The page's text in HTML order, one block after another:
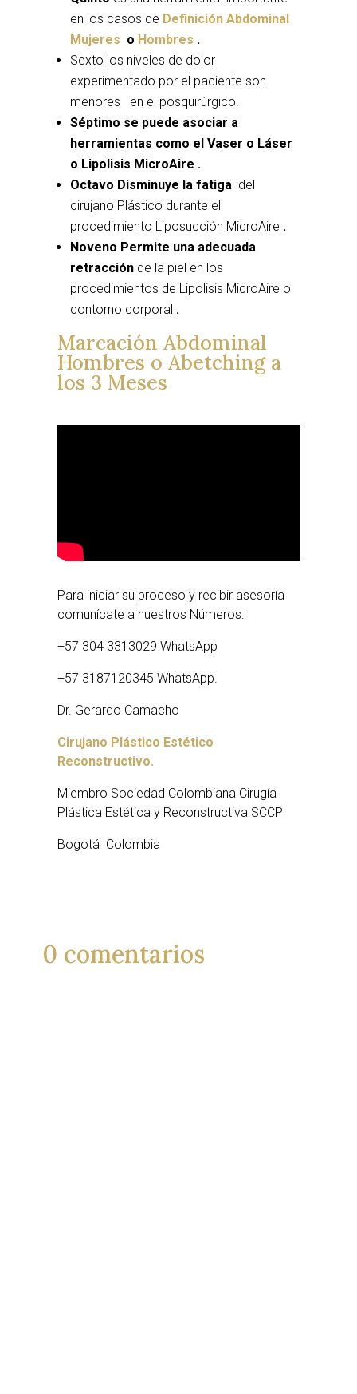
en los casos de Definición Abdominal
Mujeres o Hombres .
Sexto los niveles de dolor
experimentado por el paciente son
menores en el posquirúrgico.
Séptimo se puede asociar a
herramientas como el Vaser o Láser
o Lipolisis MicroAire .
Octavo Disminuye la fatiga del
cirujano Plástico durante el
procedimiento Liposucción MicroAire .
Noveno Permite una adecuada
retracción de la piel en los
procedimientos de Lipolisis MicroAire o
contorno corporal .
Marcación Abdominal
Hombres o Abetching a
los 3 Meses
Para iniciar su proceso y recibir asesoría
comunícate a nuestros Números:
+57 304 3313029 WhatsApp
+57 3187120345 WhatsApp.
Dr. Gerardo Camacho
Cirujano Plástico Estético
Reconstructivo.
Miembro Sociedad Colombiana Cirugía
Plástica Estética y Reconstructiva SCCP
Bogotá Colombia
0 comentarios